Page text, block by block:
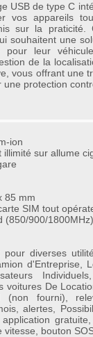
USB de type C
vos appareils
sur la praticité.
souhaitent une
pour leur
de la
vous offrant une
protection
ion
sur allume
85 mm
SIM tout
(850/900/1800MHz)
pour diverses
d'Entreprise,
voitures De
fourni),
alertes,
bouton